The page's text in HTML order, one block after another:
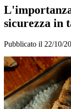
sicurezza in
Pubblicato il 22/10/